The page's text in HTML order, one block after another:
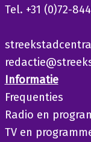
Tel. +31 (0)72-
Informatie
Frequenties
Radio en
TV en